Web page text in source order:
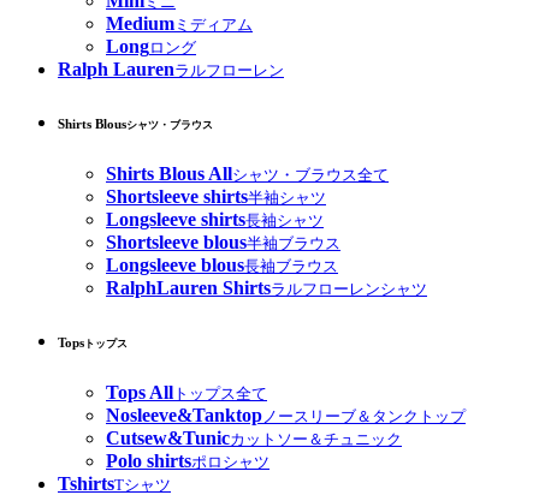
Medium ミディアム
Longロング
Ralph Laurenラルフローレン
Shirts Blousシャツ・ブラウス
Shirts Blous Allシャツ・ブラウス全て
Shortsleeve shirts半袖シャツ
Longsleeve shirts長袖シャツ
Shortsleeve blous半袖ブラウス
Longsleeve blous長袖ブラウス
RalphLauren Shirtsラルフローレンシャツ
Tops トップス
Tops All トップス全て
Nosleeve&Tanktop ノースリーブ＆タンクトップ
Cutsew&Tunicカットソー＆チュニック
Polo shirtsポロシャツ
TshirtsTシャツ